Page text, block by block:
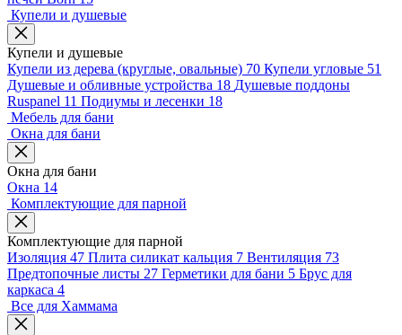
Купели и душевые
Купели и душевые
Купели из дерева (круглые, овальные) 70 Купели угловые 51
Душевые и обливные устройства 18 Душевые поддоны
Ruspanel 11 Подиумы и лесенки 18
Мебель для бани
Окна для бани
Окна для бани
Окна 14
Комплектующие для парной
Комплектующие для парной
Изоляция 47 Плита силикат кальция 7 Вентиляция 73
Предтопочные листы 27 Герметики для бани 5 Брус для
каркаса 4
Все для Хаммама